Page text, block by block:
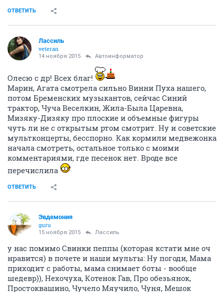
ОТВЕТИТЬ
Лассиль
veteran
14 ноября 2015 Автоинформатор
Олесю с др! Всех благ!
Марин, Агата смотрела сильно Винни Пуха нашего,
потом Бременских музыкантов, сейчас Синий
трактор, Чуча Веселкин, Жила-Была Царевна,
Мизяку-Дизяку про плоские и объемные фигуры
чуть ли не с открытым ртом смотрит. Ну и советские
мультконцерты, бесспорно. Как кормили медвежонка
начала смотреть, остальное только с моими
комментариями, где песенок нет. Вроде все
перечислила
ОТВЕТИТЬ
Эвдемония
guru
15 ноября 2015 Лассиль
у нас помимо Свинки пеппы (которая кстати мне оч
нравится) в почете и наши мульты: Ну погоди, Мама
приходит с работы, мама снимает боты - вообще
шедевр)), Нехочуха, Котенок Гав, Про обезьянок,
Простоквашино, Чучело Мяучило, Чуня, Мешок